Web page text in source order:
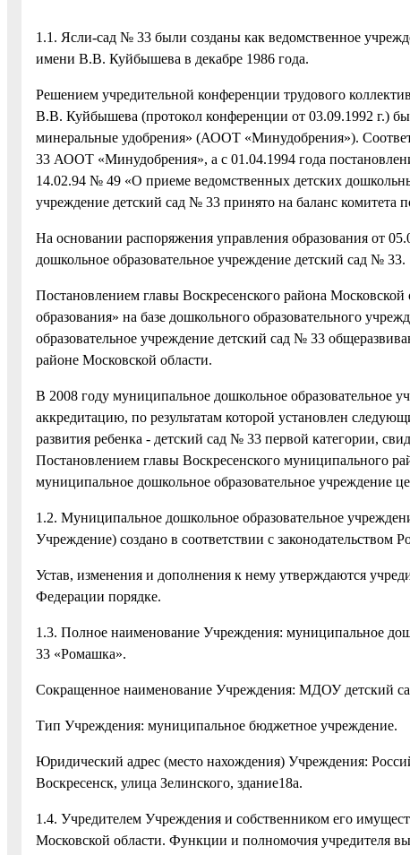
1.1. Ясли-сад № 33 были созданы как ведомственное
имени В.В. Куйбышева в декабре 1986 года.
Решением учредительной конференции трудового
В.В. Куйбышева (протокол конференции от 03.09.1992 г.)
минеральные удобрения» (АООТ «Минудобрения»).
33 АООТ «Минудобрения», а с 01.04.1994 года
14.02.94 № 49 «О приеме ведомственных детских
учреждение детский сад № 33 принято на баланс комитета
На основании распоряжения управления образования от
дошкольное образовательное учреждение детский сад № 33.
Постановлением главы Воскресенского района
образования» на базе дошкольного образовательного
образовательное учреждение детский сад № 33
районе Московской области.
В 2008 году муниципальное дошкольное
аккредитацию, по результатам которой установлен
развития ребенка - детский сад № 33 первой категории,
Постановлением главы Воскресенского муниципального
муниципальное дошкольное образовательное учреждение
1.2. Муниципальное дошкольное образовательное
Учреждение) создано в соответствии с законодательством
Устав, изменения и дополнения к нему утверждаются
Федерации порядке.
1.3. Полное наименование Учреждения: муниципальное
33 «Ромашка».
Сокращенное наименование Учреждения: МДОУ детский
Тип Учреждения: муниципальное бюджетное учреждение.
Юридический адрес (место нахождения) Учреждения:
Воскресенск, улица Зелинского, здание18а.
1.4. Учредителем Учреждения и собственником его
Московской области. Функции и полномочия учредителя